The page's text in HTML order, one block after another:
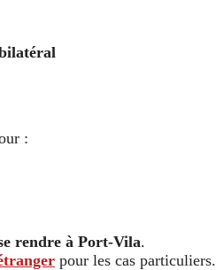
:
rendre à Port-Vila.
pour les cas particuliers.